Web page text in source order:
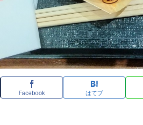
Facebook はてブ